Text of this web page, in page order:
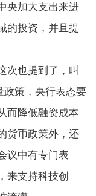
央加大支出来进
的投资，并且提
次也提到了，叫
政策，央行表态要
而降低融资成本
货币政策外，还
议中有专门表
来支持科技创